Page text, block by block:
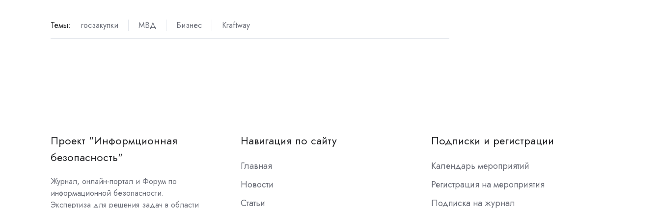
Темы: госзакупки МВД Бизнес Kraftway
Проект "Информционная
безопасность"
Журнал, онлайн-портал и Форум по
информационной безопасности.
Экспертиза для решения задач в области
Навигация по сайту
Главная
Новости
Статьи
Подписки и регистрации
Календарь мероприятий
Регистрация на мероприятия
Подписка на журнал